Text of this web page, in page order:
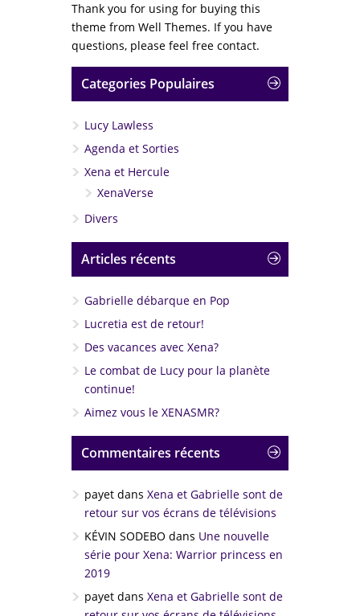
Thank you for using for buying this
theme from Well Themes. If you have
questions, please feel free contact.
Categories Populaires
Lucy Lawless
Agenda et Sorties
Xena et Hercule
XenaVerse
Divers
Articles récents
Gabrielle débarque en Pop
Lucretia est de retour!
Des vacances avec Xena?
Le combat de Lucy pour la planète
continue!
Aimez vous le XENASMR?
Commentaires récents
payet dans Xena et Gabrielle sont de
retour sur vos écrans de télévisions
KÉVIN SODEBO dans Une nouvelle
série pour Xena: Warrior princess en
2019
payet dans Xena et Gabrielle sont de